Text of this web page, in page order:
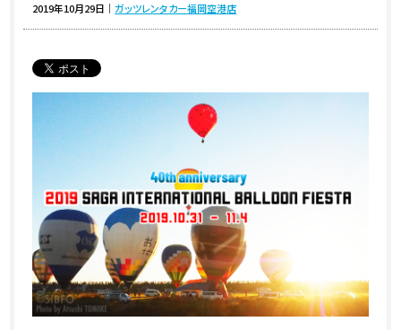
2019年10月29日 ｜ガッツレンタカー福岡空港店